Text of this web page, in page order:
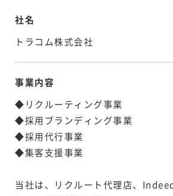
社名
トラコム株式会社
事業内容
◆リクルーティング事業
◆採用ブランディング事業
◆採用代行事業
◆集客支援事業
当社は、リクルート代理店、